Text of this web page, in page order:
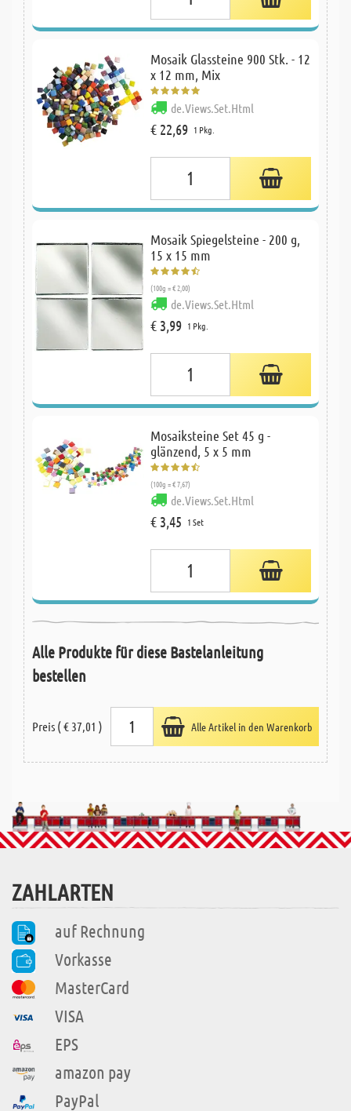
Mosaik Glassteine 900 Stk. - 12
x 12 mm, Mix
de.Views.Set.Html
€ 22,69 1 Pkg.
Mosaik Spiegelsteine - 200 g,
15 x 15 mm
(100g = € 2,00)
de.Views.Set.Html
€ 3,99 1 Pkg.
Mosaiksteine Set 45 g -
glänzend, 5 x 5 mm
(100g = € 7,67)
de.Views.Set.Html
€ 3,45 1 Set
Alle Produkte für diese Bastelanleitung
bestellen
Preis ( € 37,01 ) Alle Artikel in den Warenkorb
ZAHLARTEN
auf Rechnung
Vorkasse
MasterCard
VISA
EPS
amazon pay
PayPal